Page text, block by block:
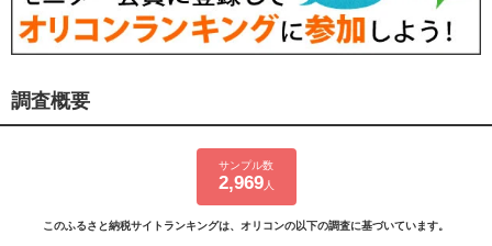
調査概要
サンプル数
2,969人
このふるさと納税サイトランキングは、オリコンの以下の調査に基づいています。